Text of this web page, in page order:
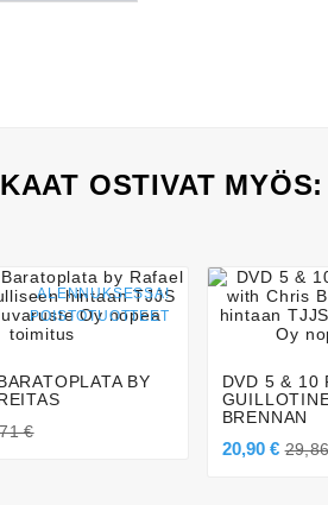
OSTIVAT MYÖS:
ALENNUKSESSA!
POISTOTUOTTEET
  
BY
€

DVD 5 & 10
BRENNAN
20,90 €